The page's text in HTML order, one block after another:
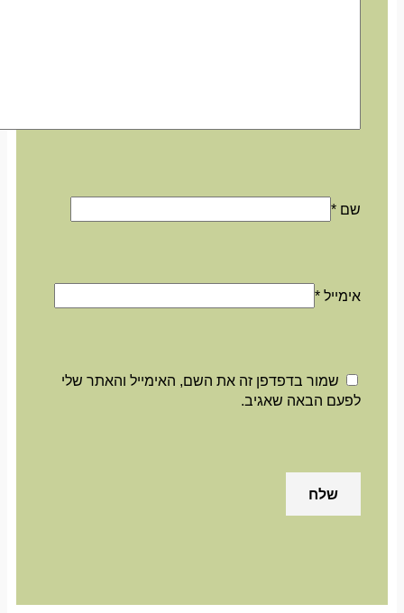
שם*
אימייל*
שמור בדפדפן זה את השם, האימייל והאתר שלי
לפעם הבאה שאגיב.